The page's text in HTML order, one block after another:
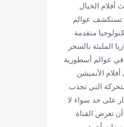
أفلام الخيال
تستكشف عوالم
متقدمة
المليئة بالسحر
في عوالم أسطورية
أفلام الأنميشن
التي تجذب
على حد سواء لا
تعرض القناة